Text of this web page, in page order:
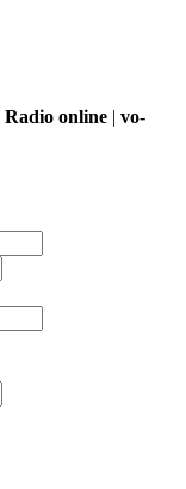
Radio online | vo-